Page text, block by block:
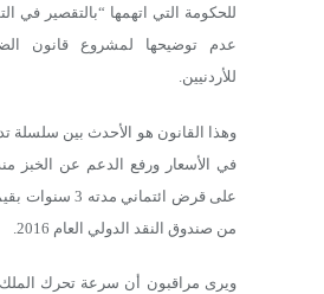
للحكومة التي اتهمها “بالتقصير في
عدم توضيحها لمشروع قانون
للأردنيين.
وهذا القانون هو الأحدث بين سلسلة
في الأسعار ورفع الدعم عن الخبز
من صندوق النقد الدولي العام 2016.
ويرى مراقبون أن سرعة تحرك الملك